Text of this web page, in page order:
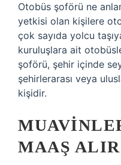
Otobüs şoförü ne
yetkisi olan kişilere
çok sayıda yolcu
kuruluşlara ait
şoförü, şehir içinde
şehirlerarası veya
kişidir.
MAAŞ